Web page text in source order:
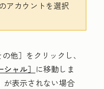
アカウントを選択
の他］をクリックし、
シャル］ に移動しま
が表示されない場合